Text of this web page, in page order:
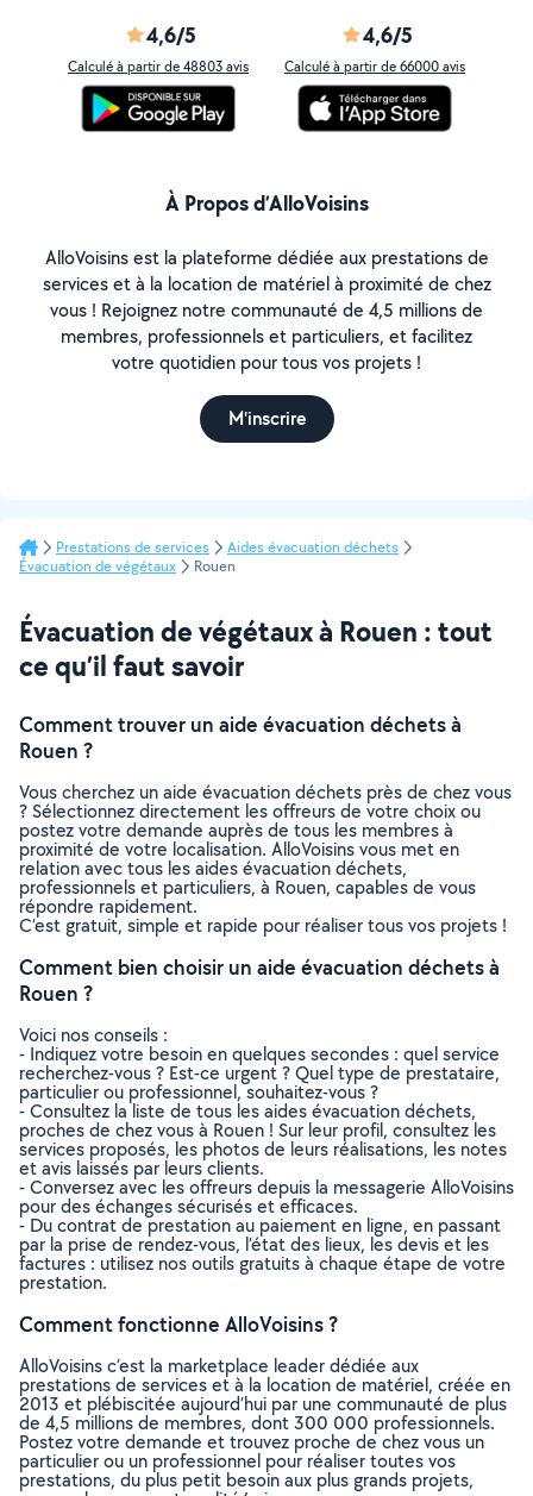
4,6/5
Calculé à partir de 48803 avis
4,6/5
Calculé à partir de 66000 avis
À Propos d’AlloVoisins
AlloVoisins est la plateforme dédiée aux prestations de
services et à la location de matériel à proximité de chez
vous ! Rejoignez notre communauté de 4,5 millions de
membres, professionnels et particuliers, et facilitez
votre quotidien pour tous vos projets !
M'inscrire
Prestations de services
Aides évacuation déchets
Évacuation de végétaux
Rouen
Évacuation de végétaux à Rouen : tout
ce qu’il faut savoir
Comment trouver un aide évacuation déchets à
Rouen ?
Vous cherchez un aide évacuation déchets près de chez vous
? Sélectionnez directement les offreurs de votre choix ou
postez votre demande auprès de tous les membres à
proximité de votre localisation. AlloVoisins vous met en
relation avec tous les aides évacuation déchets,
professionnels et particuliers, à Rouen, capables de vous
répondre rapidement.
C’est gratuit, simple et rapide pour réaliser tous vos projets !
Comment bien choisir un aide évacuation déchets à
Rouen ?
Voici nos conseils :
- Indiquez votre besoin en quelques secondes : quel service
recherchez-vous ? Est-ce urgent ? Quel type de prestataire,
particulier ou professionnel, souhaitez-vous ?
- Consultez la liste de tous les aides évacuation déchets,
proches de chez vous à Rouen ! Sur leur profil, consultez les
services proposés, les photos de leurs réalisations, les notes
et avis laissés par leurs clients.
- Conversez avec les offreurs depuis la messagerie AlloVoisins
pour des échanges sécurisés et efficaces.
- Du contrat de prestation au paiement en ligne, en passant
par la prise de rendez-vous, l’état des lieux, les devis et les
factures : utilisez nos outils gratuits à chaque étape de votre
prestation.
Comment fonctionne AlloVoisins ?
AlloVoisins c’est la marketplace leader dédiée aux
prestations de services et à la location de matériel, créée en
2013 et plébiscitée aujourd’hui par une communauté de plus
de 4,5 millions de membres, dont 300 000 professionnels.
Postez votre demande et trouvez proche de chez vous un
particulier ou un professionnel pour réaliser toutes vos
prestations, du plus petit besoin aux plus grands projets,